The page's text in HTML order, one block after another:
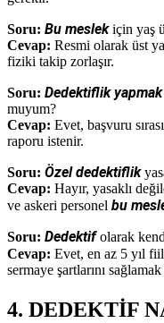
Soru: Bu meslekiçin yaş
Cevap: Resmi olarak üst
fiziki takip zorlaşır.
Soru: Dedektiflik yapmak
muyum?
Cevap: Evet, başvuru
raporu istenir.
Soru: Özel dedektiflik
Cevap: Hayır, yasaklı
ve askeri personel bu
Soru: Dedektifolarak
Cevap: Evet, en az 5 yıl
sermaye şartlarını
4. DEDEKTİF